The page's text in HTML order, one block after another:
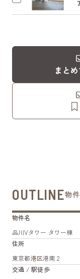
まと
OUTLINE物
物件名
品川Vタワー タワー棟
住所
東京都港区港南２
交通 / 駅徒歩